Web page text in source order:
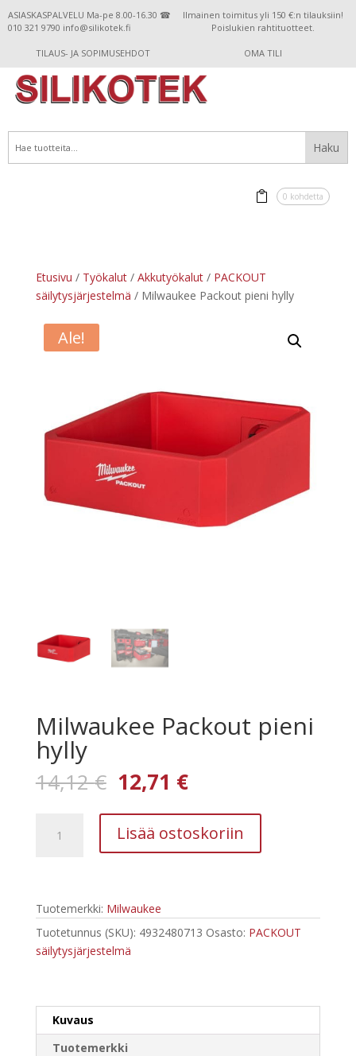
ASIASKASPALVELU Ma-pe 8.00-16.30 ☎
010 321 9790 info@silikotek.fi
Ilmainen toimitus yli 150 €:n tilauksiin!
Poislukien rahtituotteet.
TILAUS- JA SOPIMUSEHDOT OMA TILI
0 kohdetta
Etusivu / Työkalut/ Akkutyökalut/ PACKOUT
säilytysjärjestelmä / Milwaukee Packout pieni hylly
Ale!
Milwaukee Packout pieni
hylly
14,12€ Alkuperäinen
hinta
oli:
14,12 €.
12,71 €Nykyinen
hinta
on:
12,71 €.
Packout
Lisää ostoskoriin
Tuotemerkki: Milwaukee
Tuotetunnus (SKU): 4932480713 Osasto: PACKOUT
säilytysjärjestelmä
Kuvaus
Tuotemerkki